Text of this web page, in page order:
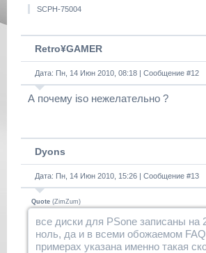
SCPH-75004
Retro¥GAMER
Дата: Пн, 14 Июн 2010, 08:18 | Сообщение #12
А почему iso нежелательно ?
Dyons
Дата: Пн, 14 Июн 2010, 15:26 | Сообщение #13
Quote (ZimZum)
все диски для PSone записаны на
ноль, да и в всеми обожаемом
примерах указана именно такая